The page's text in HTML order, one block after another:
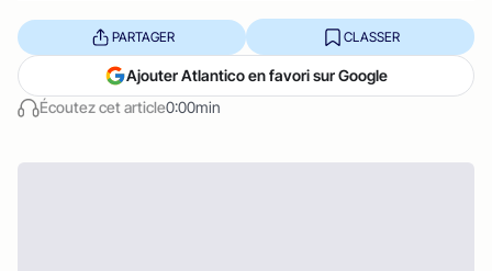
Écoutez cet article0:00min
PARTAGER CLASSER
Ajouter Atlantico en favori sur Google